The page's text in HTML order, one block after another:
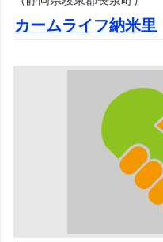
カームライフ納米里